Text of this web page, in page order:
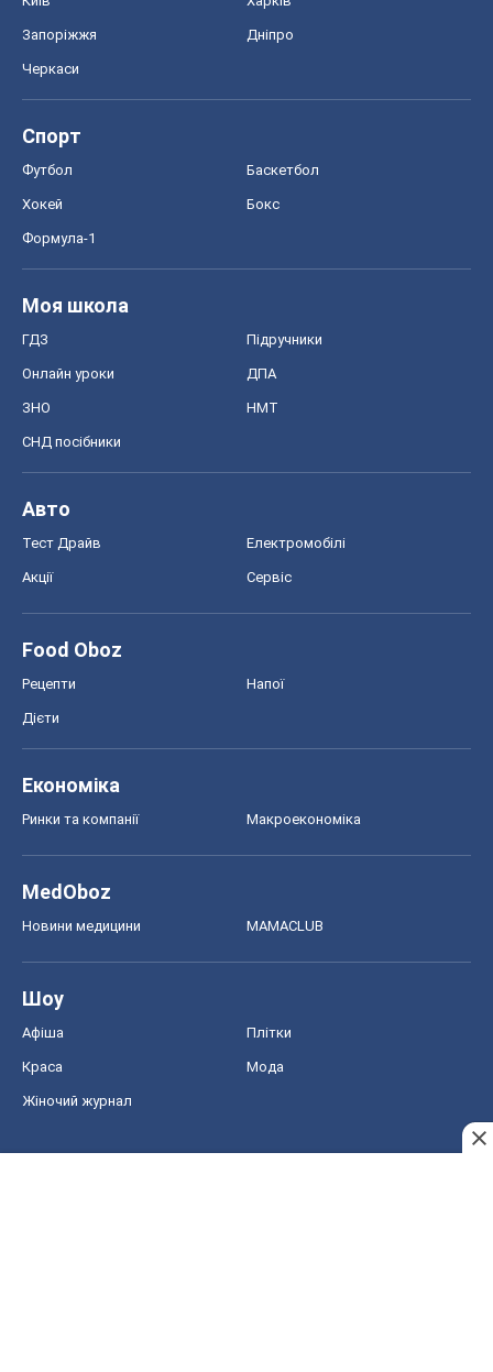
Запоріжжя Дніпро
Черкаси
Спорт
Футбол Баскетбол
Хокей Бокс
Формула-1
Моя школа
ГДЗ Підручники
Онлайн уроки ДПА
ЗНО НМТ
СНД посібники
Авто
Тест Драйв Електромобілі
Акції Сервіс
Food Oboz
Рецепти Напої
Дієти
Економіка
Ринки та компанії Макроекономіка
MedOboz
Новини медицини MAMACLUB
Шоу
Афіша Плітки
Краса Мода
Жіночий журнал